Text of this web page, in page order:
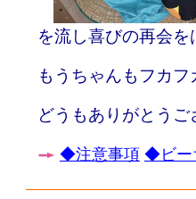
を流し喜びの再会
もうちゃんもフカ
どうもありがとう
◆注意事項 ◆ビー